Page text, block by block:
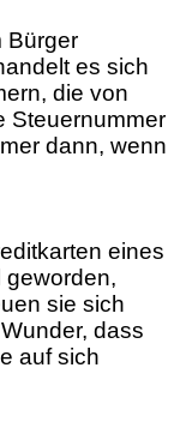
Bürger
es sich
die von
Steuernummer
dann, wenn
eines
geworden,
sie sich
dass
auf sich